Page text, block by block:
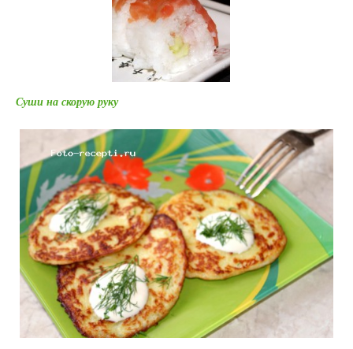
Суши на скорую руку